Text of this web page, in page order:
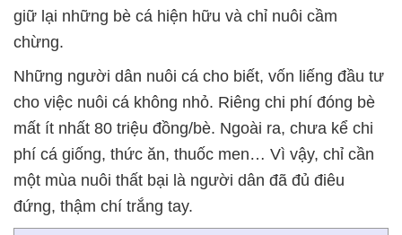
giữ lại những bè cá hiện hữu và chỉ nuôi cầm
chừng.
Những người dân nuôi cá cho biết, vốn liếng đầu tư
cho việc nuôi cá không nhỏ. Riêng chi phí đóng bè
mất ít nhất 80 triệu đồng/bè. Ngoài ra, chưa kể chi
phí cá giống, thức ăn, thuốc men… Vì vậy, chỉ cần
một mùa nuôi thất bại là người dân đã đủ điêu
đứng, thậm chí trắng tay.